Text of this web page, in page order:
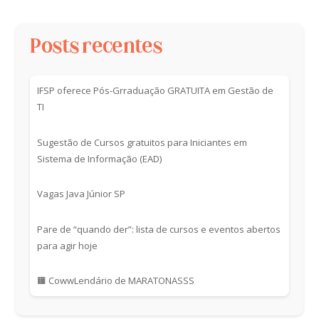
Posts recentes
IFSP oferece Pós-Grraduação GRATUITA em Gestão de
TI
Sugestão de Cursos gratuitos para Iniciantes em
Sistema de Informação (EAD)
Vagas Java Júnior SP
Pare de “quando der”: lista de cursos e eventos abertos
para agir hoje
🟧 CowwLendário de MARATONASSS